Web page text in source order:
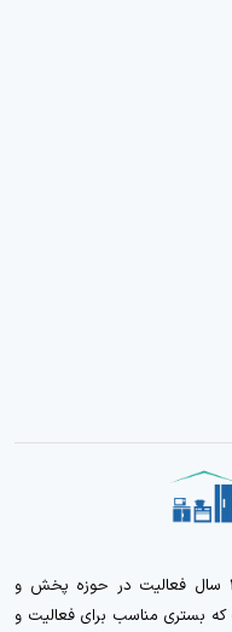
فروشگاه قطعات برودتی کاظمینی پس از 32 سال فعالیت در حوزه پخش و
بستری مناسب برای فعالیت و